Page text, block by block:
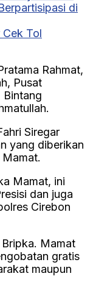
di
Tol
Rahmat,
Pusat
Bintang
Siregar
yang diberikan
Mamat, ini
dan juga
Cirebon
Mamat
gratis
maupun